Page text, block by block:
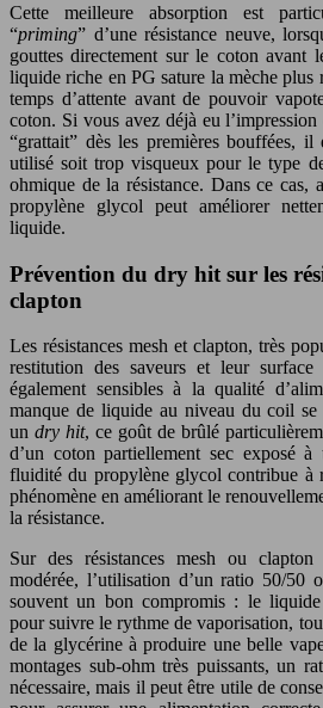
Cette meilleure absorption est
“priming” d’une résistance neuve,
gouttes directement sur le coton avant
liquide riche en PG sature la mèche plus
temps d’attente avant de pouvoir
coton. Si vous avez déjà eu
“grattait” dès les premières bouffées,
utilisé soit trop visqueux pour le type
ohmique de la résistance. Dans ce cas,
propylène glycol peut améliorer
liquide.
Prévention du dry hit sur les
clapton
Les résistances mesh et clapton, très
restitution des saveurs et leur
également sensibles à la qualité
manque de liquide au niveau du coil se
un dry hit, ce goût de brûlé
d’un coton partiellement sec exposé
fluidité du propylène glycol contribue à
phénomène en améliorant le
la résistance.
Sur des résistances mesh ou clapton
modérée, l’utilisation d’un ratio 50/50
souvent un bon compromis : le
pour suivre le rythme de vaporisation,
de la glycérine à produire une belle
montages sub-ohm très puissants, un
nécessaire, mais il peut être utile de